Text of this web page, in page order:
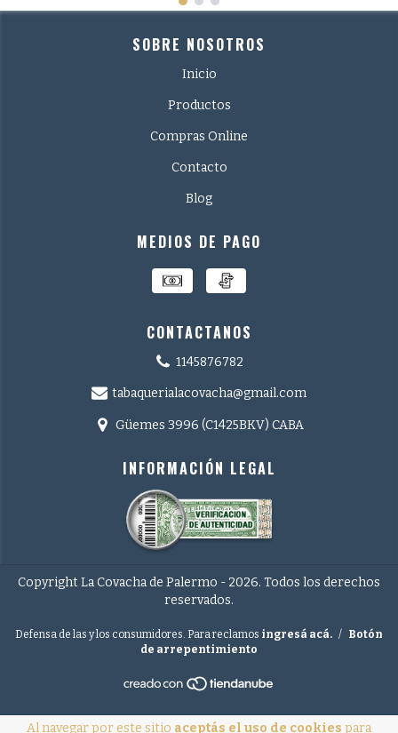
Al navegar por este sitio aceptás el uso de cookies para
SOBRE NOSOTROS
Inicio
Productos
Compras Online
Contacto
Blog
MEDIOS DE PAGO
CONTACTANOS
1145876782
tabaquerialacovacha@gmail.com
Güemes 3996 (C1425BKV) CABA
INFORMACIÓN LEGAL
Copyright La Covacha de Palermo - 2026. Todos los derechos
reservados.
Defensa de las y los consumidores. Para reclamos ingresá acá. / Botón
de arrepentimiento